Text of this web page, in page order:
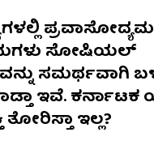
ಸೋಷಿಯಲ್
ಸಮರ್ಥವಾಗಿ
ಇವೆ.
ತೋರಿಸ್ತಾ ಇಲ್ಲ?